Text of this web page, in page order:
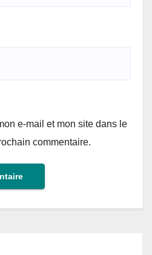
e-mail et mon site dans le
commentaire.